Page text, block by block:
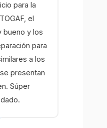
para la
el
bueno y los
para
a los
presentan
Súper